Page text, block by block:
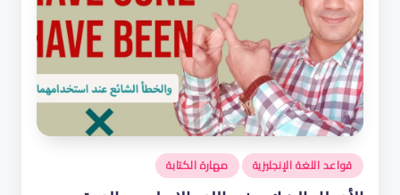
نُشر
في
قواعد اللغة الإنجليزية مهارة الكتابة